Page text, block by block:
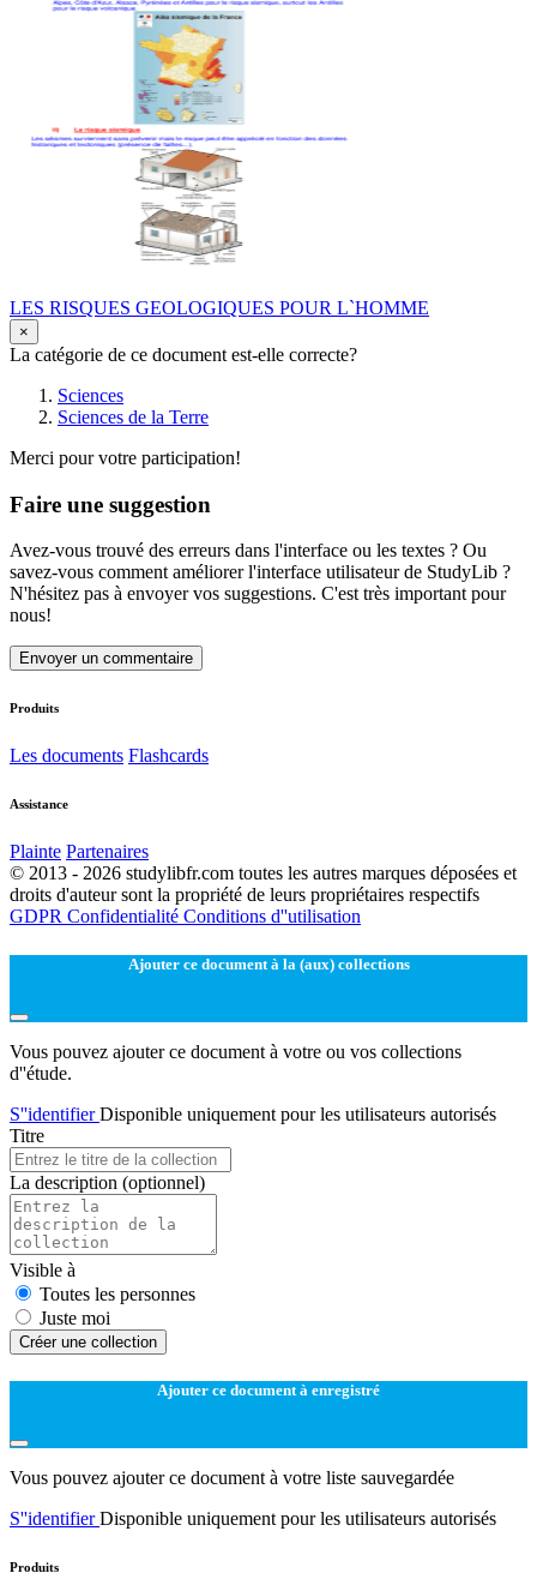
LES RISQUES GEOLOGIQUES POUR L`HOMME
×
La catégorie de ce document est-elle correcte?
Sciences
Sciences de la Terre
Merci pour votre participation!
Faire une suggestion
Avez-vous trouvé des erreurs dans l'interface ou les textes ? Ou
savez-vous comment améliorer l'interface utilisateur de StudyLib ?
N'hésitez pas à envoyer vos suggestions. C'est très important pour
nous!
Envoyer un commentaire
Produits
Les documents Flashcards
Assistance
Plainte Partenaires
© 2013 - 2026 studylibfr.com toutes les autres marques déposées et
droits d'auteur sont la propriété de leurs propriétaires respectifs
GDPR Confidentialité Conditions d''utilisation
Ajouter ce document à la (aux) collections
Vous pouvez ajouter ce document à votre ou vos collections
d''étude.
S''identifierDisponible uniquement pour les utilisateurs autorisés
Titre
La description (optionnel)
Visible à
Toutes les personnes
Juste moi
Créer une collection
Ajouter ce document à enregistré
Vous pouvez ajouter ce document à votre liste sauvegardée
S''identifierDisponible uniquement pour les utilisateurs autorisés
Produits